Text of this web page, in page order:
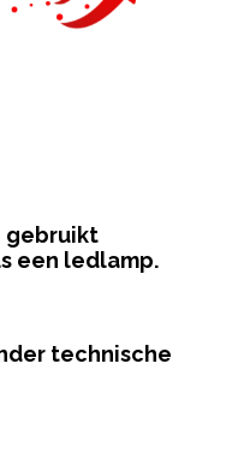
gebruikt
een ledlamp.
technische